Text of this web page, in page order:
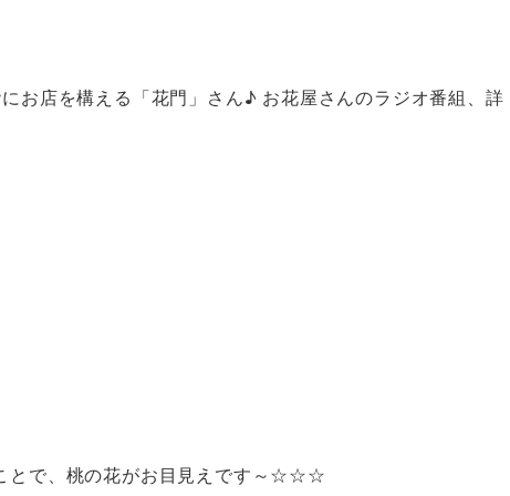
お店を構える「花門」さん♪ お花屋さんのラジオ番組、詳
とで、桃の花がお目見えです～☆☆☆